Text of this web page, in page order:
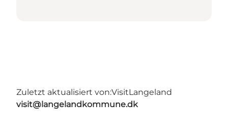
Zuletzt aktualisiert von:VisitLangeland
visit@langelandkommune.dk